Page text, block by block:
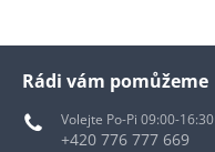
Rádi vám pomůžeme
Volejte Po-Pi 09:00-16:30
+420 776 777 669